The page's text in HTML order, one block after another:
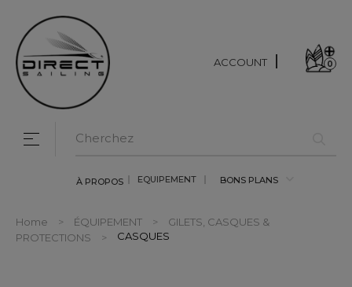
À PROPOS EQUIPEMENT BONS PLANS
ACCOUNT 0
Toggle navigation
☰
Home ÉQUIPEMENT
GILETS, CASQUES &
PROTECTIONS
CASQUES